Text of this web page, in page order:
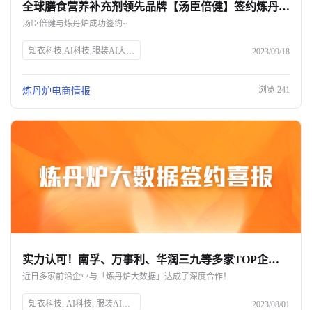
全球膳食营养补充剂领先品牌【汤臣倍健】签约炼丹炉大数据！
汤臣倍健与炼丹炉成功签约~
知衣科技,AI科技,服装AI大数据,头部企业,SEO优化 2023/09/18
炼丹炉电商情报 浏览 241
实力认可！南孚、万事利、华润三九等多家TOP企业与炼丹炉大数据达成深度合作
近日多家前沿企业与「炼丹炉大数据」达成了深度合作！
知衣科技, AI科技, 服装AI大数据, 炼丹炉大数据, 数据分析, 商业决策, 电商数据, 淘系电商, 京东, 抖音, 小红书, 数据采集, 行业洞察, 竞品分析, 品牌增长, 数字营销 2023/08/01